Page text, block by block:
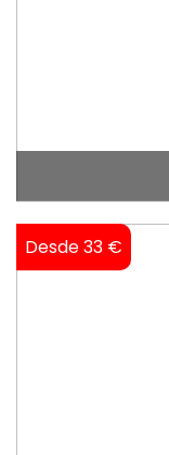
Desde 33 €